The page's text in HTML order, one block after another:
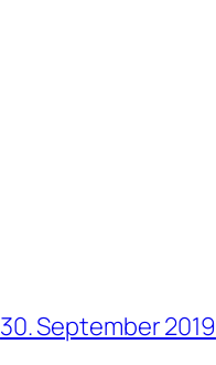
30. September 2019